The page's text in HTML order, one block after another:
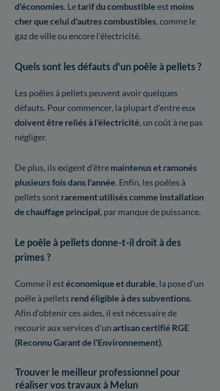
d'économies. Letarif du combustibleest moins
cher que celui d'autres combustibles, comme le
gaz de ville ou encore l'électricité.
Quels sont les défauts d'un poêle à pellets ?
Les poêles à pellets peuvent avoir quelques
défauts. Pour commencer, la plupart d'entre eux
doivent être reliés à l'électricité, un coût à ne pas
négliger.
De plus, ils exigent d'êtremaintenus et ramonés
plusieurs fois dans l'année. Enfin, les poêles à
pellets sont rarement utilisés comme installation
de chauffage principal, par manque de puissance.
Le poêle à pellets donne-t-il droit à des
primes ?
Comme il estéconomique et durable, la pose d'un
poêle à pellets rend éligible à des subventions.
Afin d'obtenir ces aides, il est nécessaire de
recourir aux services d'unartisan certifié RGE
(Reconnu Garant de l'Environnement).
Trouver le meilleur professionnel pour
réaliser vos travaux à Melun